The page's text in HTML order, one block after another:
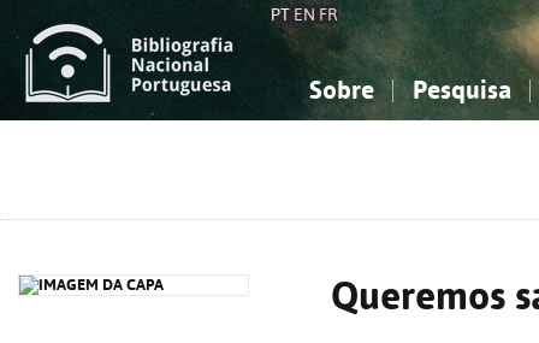
PT EN FR
Sobre Pesquisa
Queremos